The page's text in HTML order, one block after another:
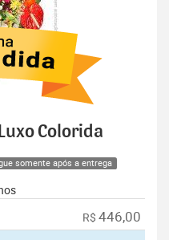
Colorida
somente após a entrega
R$ 446,00